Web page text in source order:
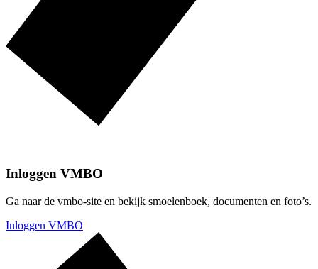
Inloggen VMBO
Ga naar de vmbo-site en bekijk smoelenboek, documenten en foto’s.
Inloggen VMBO